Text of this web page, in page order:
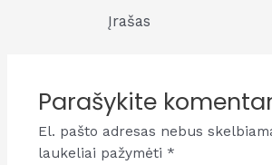
Įrašas
Parašykite
El. pašto adresas nebus
laukeliai pažymėti *